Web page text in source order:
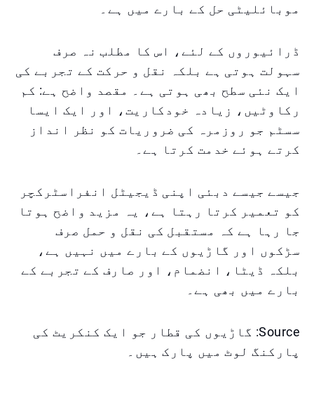
موبائلیٹی حل کے بارے میں ہے۔
ڈرائیوروں کے لئے، اس کا مطلب نہ صرف
سہولت ہوتی ہے بلکہ نقل و حرکت کے تجربے کی
ایک نئی سطح بھی ہوتی ہے۔ مقصد واضح ہے: کم
رکاوٹیں، زیادہ خودکاریت، اور ایک ایسا
سسٹم جو روزمرہ کی ضروریات کو نظر انداز
کرتے ہوئے خدمت کرتا ہے۔
جیسے جیسے دبئی اپنی ڈیجیٹل انفراسٹرکچر
کو تعمیر کرتا رہتا ہے، یہ مزید واضح ہوتا
جا رہا ہے کہ مستقبل کی نقل و حمل صرف
سڑکوں اور گاڑیوں کے بارے میں نہیں ہے،
بلکہ ڈیٹا، انضمام، اور صارف کے تجربے کے
بارے میں بھی ہے۔
Source: گاڑیوں کی قطار جو ایک کنکریٹ کی
پارکنگ لوٹ میں پارک ہیں۔